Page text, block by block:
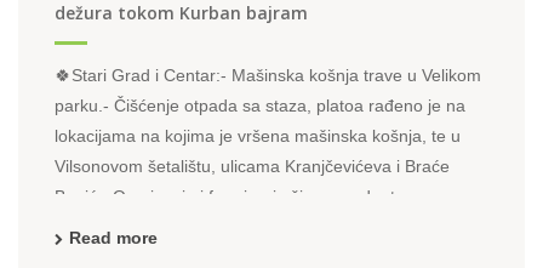
dežura tokom Kurban bajram
🍀Stari Grad i Centar:- Mašinska košnja trave u Velikom
parku.- Čišćenje otpada sa staza, platoa rađeno je na
lokacijama na kojima je vršena mašinska košnja, te u
Vilsonovom šetalištu, ulicama Kranjčevićeva i Braće
Begić.- Orezivanje i formiranje žive ograde, te
Read more